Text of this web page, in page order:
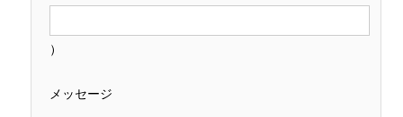
）
メッセージ